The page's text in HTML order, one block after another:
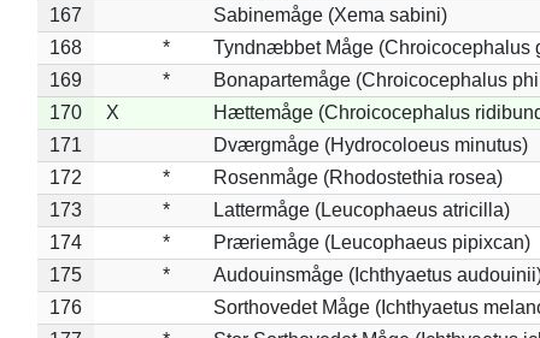
167
Sabinemåge (Xema sabini)
168
*
Tyndnæbbet Måge (Chroicocephalus
169
*
Bonapartemåge (Chroicocephalus
170
X
Hættemåge (Chroicocephalus
171
Dværgmåge (Hydrocoloeus minutus)
172
*
Rosenmåge (Rhodostethia rosea)
173
*
Lattermåge (Leucophaeus atricilla)
174
*
Præriemåge (Leucophaeus pipixcan)
175
*
Audouinsmåge (Ichthyaetus
176
Sorthovedet Måge (Ichthyaetus